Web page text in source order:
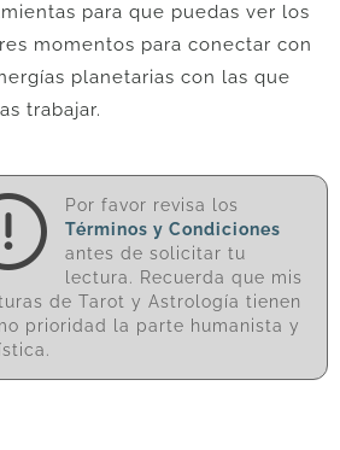
para que puedas ver los
momentos para conectar con
planetarias con las que
trabajar.
Por favor revisa los
Términos y Condiciones
antes de solicitar tu
lectura. Recuerda que mis
de Tarot y Astrología tienen
prioridad la parte humanista y